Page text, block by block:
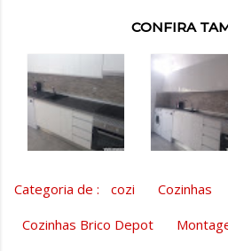
CONFIRA
Categoria de : cozi
Cozinhas
Cozinhas Brico Depot